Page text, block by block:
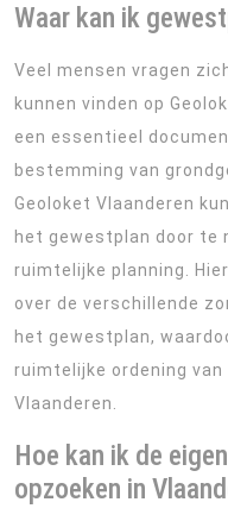
Waar kan ik
Veel mensen vragen
kunnen vinden op
een essentieel
bestemming van
Geoloket Vlaanderen
het gewestplan door te
ruimtelijke planning.
over de verschillende
het gewestplan,
ruimtelijke ordening
Vlaanderen.
Hoe kan ik de
opzoeken in